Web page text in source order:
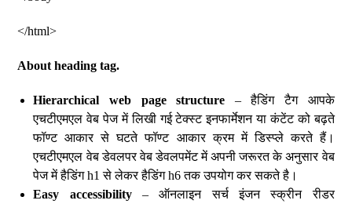
</html>
About heading tag.
Hierarchical web page structure – हैडिंग टैग आपके
एचटीएमएल वेब पेज में लिखी गई टेक्स्ट इनफार्मेशन या कंटेंट को बढ़ते
फॉण्ट आकार से घटते फॉण्ट आकार क्रम में डिस्प्ले करते हैं।
एचटीएमएल वेब डेवलपर वेब डेवलपमेंट में अपनी जरूरत के अनुसार वेब
पेज में हैडिंग h1 से लेकर हैडिंग h6 तक उपयोग कर सकते है।
Easy accessibility– ऑनलाइन सर्च इंजन स्क्रीन रीडर